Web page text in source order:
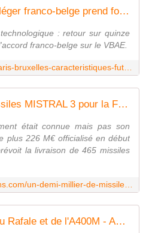
VBAE : le futur blindé léger franco-belge prend forme - OpexNews
: retour sur quinze
franco-belge sur le VBAE.
Un demi-millier de missiles MISTRAL 3 pour la Force Terrestre belge - FOB - Forces Operations Blog
était connue mais pas son
plus 226 M€ officialisé en début
la livraison de 465 missiles
L'Indonésie à l'heure du Rafale et de l'A400M - Aerobuzz